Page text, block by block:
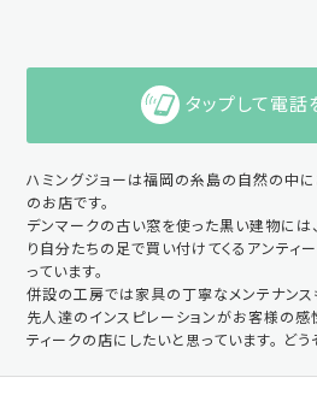
タップして電話
ハミングジョーは福岡の糸島の自然の中
のお店です。
デンマークの古い窓を使った黒い建物には
り自分たちの足で買い付けてくるアンティ
っています。
併設の工房では家具の丁寧なメンテナンス
先人達のインスピレーションがお客様の感
ティークの店にしたいと思っています。 どう